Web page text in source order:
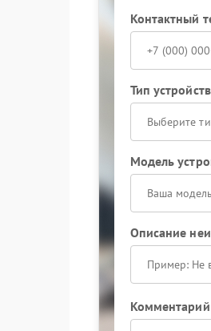
Контактный
Тип
Выберите
Модель
Описание
Комментарий